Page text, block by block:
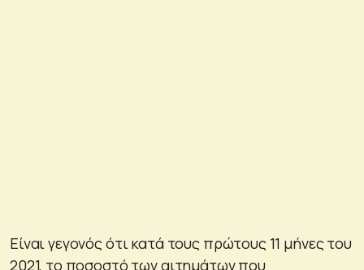
Είναι γεγονός ότι κατά τους πρώτους 11 μήνες του
2021, το ποσοστό των αιτημάτων που